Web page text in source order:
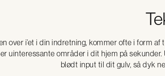
over i’et i din indretning, kommer ofte i form
uinteressante områder i dit hjem på
blødt input til dit gulv, så dyk